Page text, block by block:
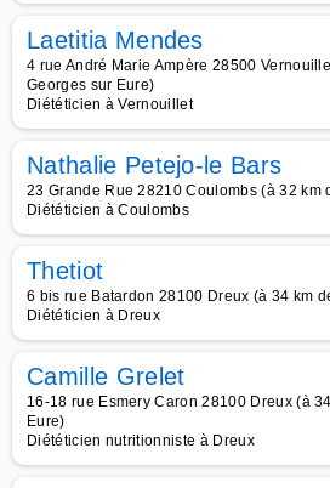
Laetitia Mendes
4 rue André Marie Ampère 28500
Georges sur Eure)
Diététicien à Vernouillet
Nathalie Petejo-le Bars
23 Grande Rue 28210 Coulombs (à 32 km
Diététicien à Coulombs
Thetiot
6 bis rue Batardon 28100 Dreux (à 34 km
Diététicien à Dreux
Camille Grelet
16-18 rue Esmery Caron 28100 Dreux (à
Eure)
Diététicien nutritionniste à Dreux